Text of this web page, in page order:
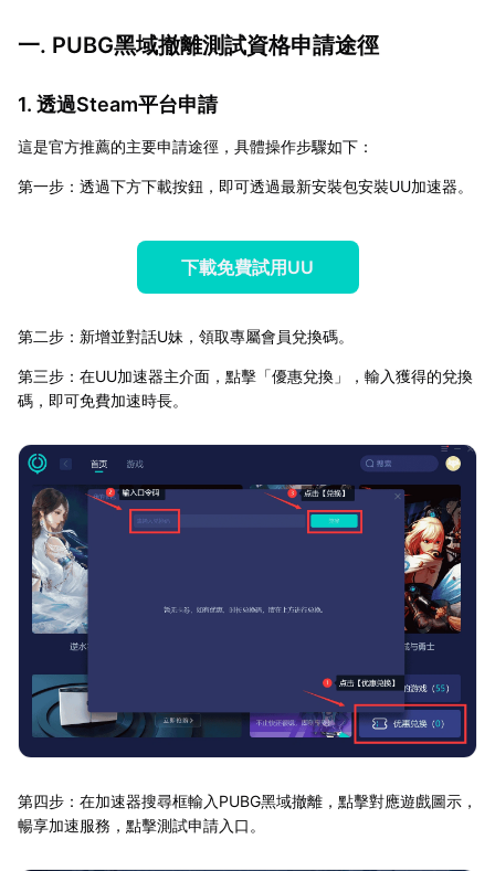
一. PUBG黑域撤離測試資格申請途徑
1. 透過Steam平台申請
這是官方推薦的主要申請途徑，具體操作步驟如下：
第一步：透過下方下載按鈕，即可透過最新安裝包安裝UU加速器。
下載免費試用UU
第二步：新增並對話U妹，領取專屬會員兌換碼。
第三步：在UU加速器主介面，點擊「優惠兌換」，輸入獲得的兌換
碼，即可免費加速時長。
第四步：在加速器搜尋框輸入PUBG黑域撤離，點擊對應遊戲圖示，
暢享加速服務，點擊測試申請入口。